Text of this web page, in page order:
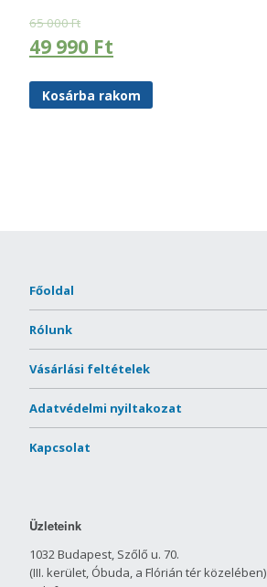
65 000Ft
49 990 Ft
Kosárba rakom
Főoldal
Rólunk
Vásárlási feltételek
Adatvédelmi nyiltakozat
Kapcsolat
Üzleteink
1032 Budapest, Szőlő u. 70.
(III. kerület, Óbuda, a Flórián tér közelében)